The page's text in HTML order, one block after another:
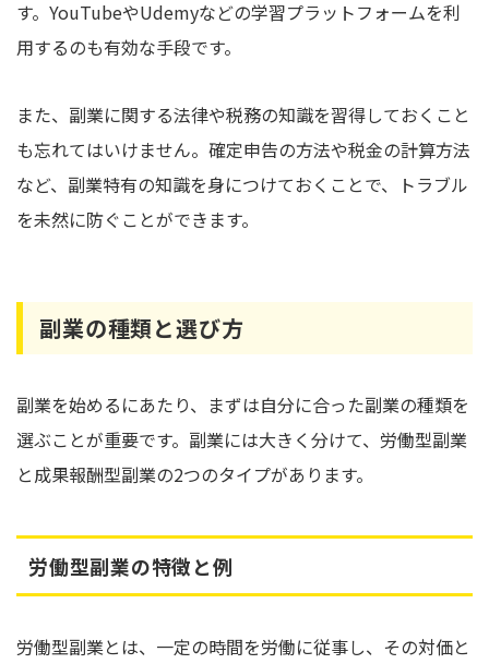
す。YouTubeやUdemyなどの学習プラットフォームを利
用するのも有効な手段です。
また、副業に関する法律や税務の知識を習得しておくこと
も忘れてはいけません。確定申告の方法や税金の計算方法
など、副業特有の知識を身につけておくことで、トラブル
を未然に防ぐことができます。
副業の種類と選び方
副業を始めるにあたり、まずは自分に合った副業の種類を
選ぶことが重要です。副業には大きく分けて、労働型副業
と成果報酬型副業の2つのタイプがあります。
労働型副業の特徴と例
労働型副業とは、一定の時間を労働に従事し、その対価と